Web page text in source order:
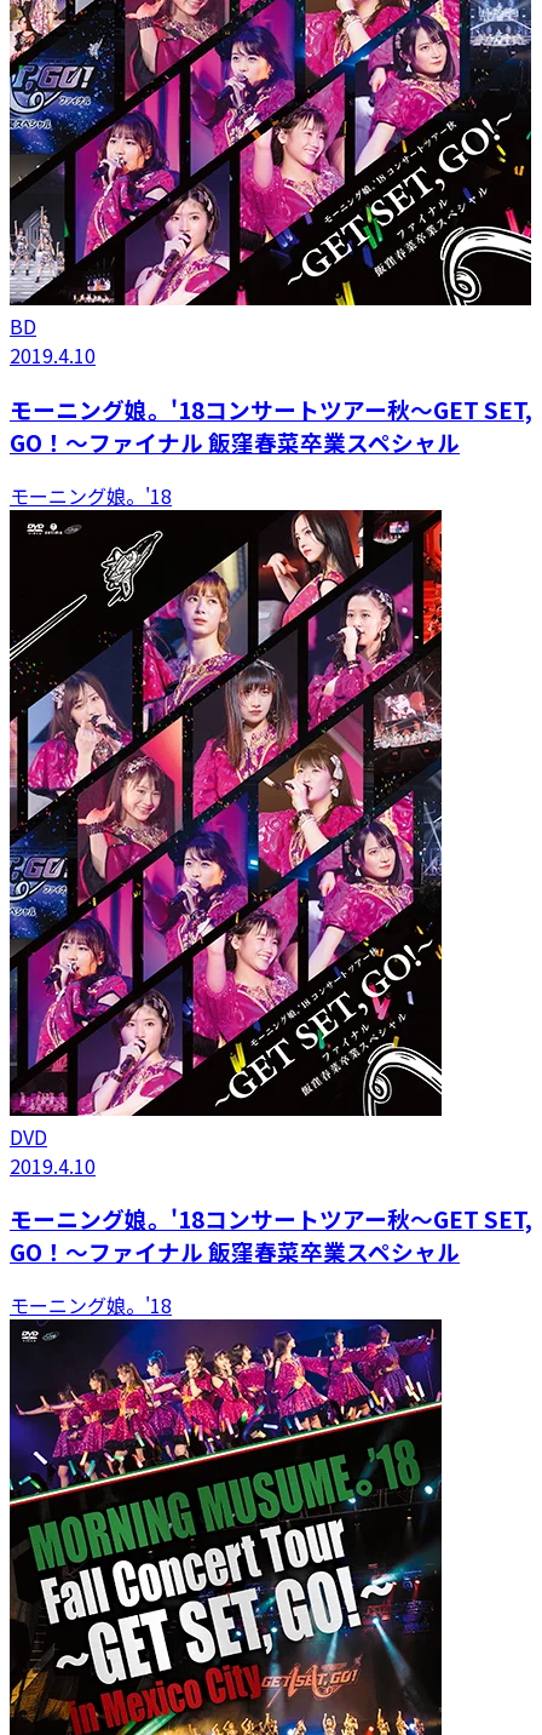
BD
2019.4.10
モーニング娘。'18コンサートツアー秋～GET SET,
GO！～ファイナル 飯窪春菜卒業スペシャル
モーニング娘。'18
DVD
2019.4.10
モーニング娘。'18コンサートツアー秋～GET SET,
GO！～ファイナル 飯窪春菜卒業スペシャル
モーニング娘。'18